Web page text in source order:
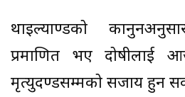
थाइल्याण्डको
प्रमाणित भए दोषीलाई
मृत्युदण्डसम्मको सजाय हुन